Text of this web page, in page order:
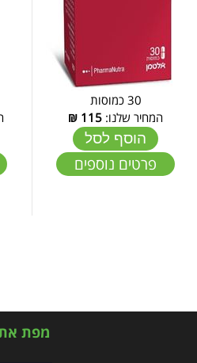
30 כמוסות
המחיר שלנו: 115
₪
הוסף לסל
פרטים נוספים
מפת